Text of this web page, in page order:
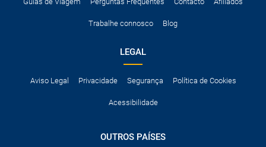
Trabalhe connosco Blog
LEGAL
Aviso Legal Privacidade Segurança Política de Cookies
Acessibilidade
OUTROS PAÍSES